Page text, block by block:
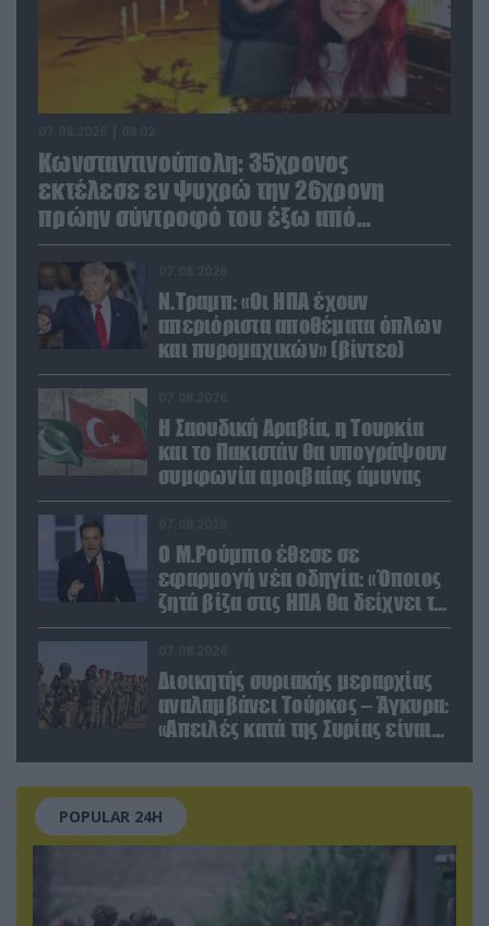
Κωνσταντινούπολη: 35χρονος
εκτέλεσε εν ψυχρώ την 26χρονη
πρώην σύντροφό του έξω από
φαρμακείο (βίντεο)
Ν.Τραμπ: «Οι ΗΠΑ έχουν
απεριόριστα αποθέματα όπλων
και πυρομαχικών» (βίντεο)
Η Σαουδική Αραβία, η Τουρκία
και το Πακιστάν θα υπογράψουν
συμφωνία αμοιβαίας άμυνας
Ο Μ.Ρούμπιο έθεσε σε
εφαρμογή νέα οδηγία: «Όποιος
ζητά βίζα στις ΗΠΑ θα δείχνει τα
social media – Τίποτα κρυφό»
Διοικητής συριακής μεραρχίας
αναλαμβάνει Τούρκος – Άγκυρα:
«Απειλές κατά της Συρίας είναι
POPULAR 24H